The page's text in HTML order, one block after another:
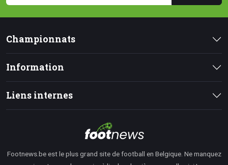
Championnats
Information
Liens internes
Footnews.be est le plus grand site de football en Belgique. Ne manquez